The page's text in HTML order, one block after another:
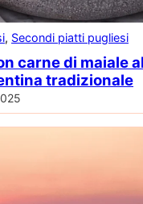
, Secondi piatti pugliesi
carne di maiale
tradizionale